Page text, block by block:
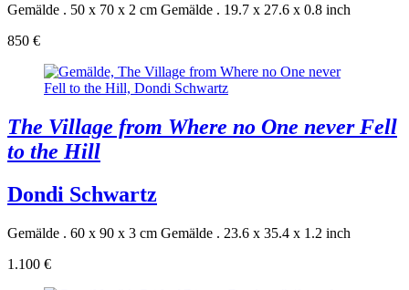
Gemälde . 50 x 70 x 2 cm Gemälde . 19.7 x 27.6 x 0.8 inch
850 €
The Village from Where no One never Fell
to the Hill
Dondi Schwartz
Gemälde . 60 x 90 x 3 cm Gemälde . 23.6 x 35.4 x 1.2 inch
1.100 €